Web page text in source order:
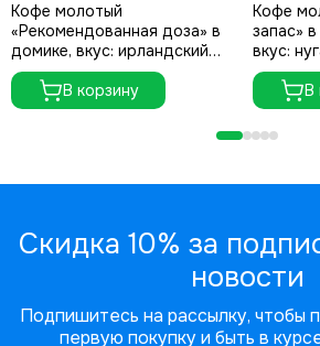
Кофе молотый
«Рекомендованная доза» в
домике, вкус: ирландский
крем, 30 г.
В корзину
Кофе
запас»
вкус:
В
Скидка 10% за
новости
Подпишитесь на рассылку, чтобы
первую покупку и быть в